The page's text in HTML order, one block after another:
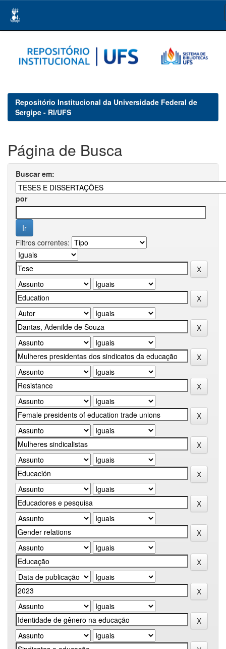
navigation
Repositório Institucional da Universidade Federal de
Sergipe - RI/UFS
Página de Busca
Buscar em:
por
Filtros correntes: